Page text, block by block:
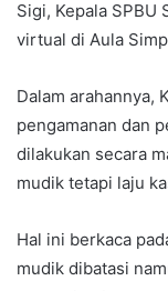
Sigi, Kepala SPBU
virtual di Aula
Dalam arahannya,
pengamanan dan
dilakukan secara
mudik tetapi laju
Hal ini berkaca
mudik dibatasi